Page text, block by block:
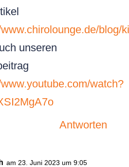
blog/
unseren
watch?
Antworten
am 23. Juni 2023 um 9:05